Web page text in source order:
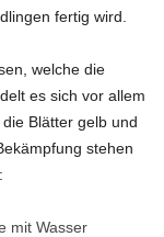
fertig wird.
welche die
es sich vor allem
Blätter gelb und
stehen
mit Wasser